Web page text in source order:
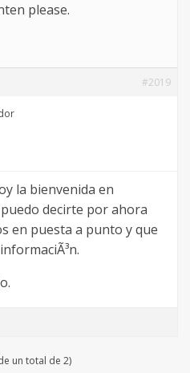
please.
#2019
la bienvenida en
decirte por ahora
en puesta a punto y que
un total de 2)